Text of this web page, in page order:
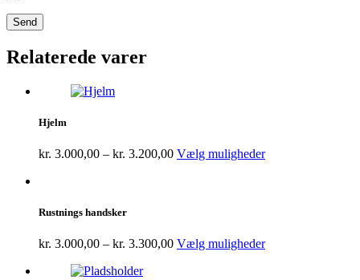
Relaterede varer
Hjelm
kr. 3.000,00 – kr. 3.200,00 Vælg muligheder
Rustnings handsker
kr. 3.000,00 – kr. 3.300,00 Vælg muligheder